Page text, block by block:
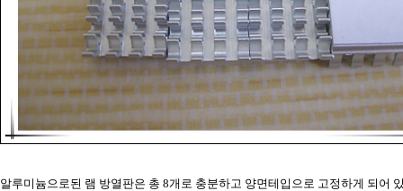
알루미늄으로된 램 방열판은 총 8개로 충분하고 양면테입으로 고정하게 되어